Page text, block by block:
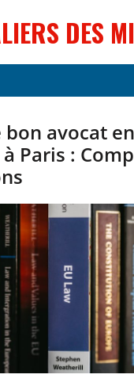
DES
bon avocat
Paris :